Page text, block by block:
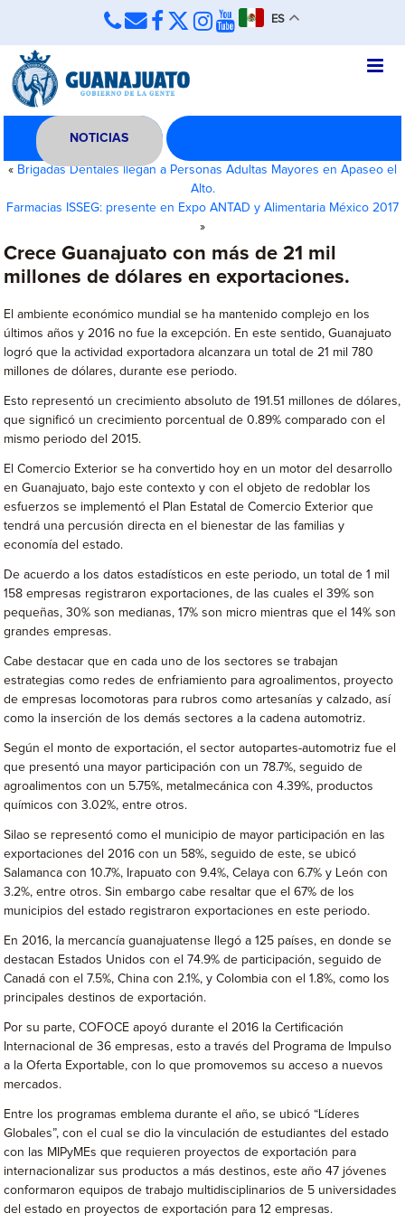
ES
NOTICIAS
« Brigadas Dentales llegan a Personas Adultas Mayores en Apaseo el
Alto.
Farmacias ISSEG: presente en Expo ANTAD y Alimentaria México 2017
»
Crece Guanajuato con más de 21 mil
millones de dólares en exportaciones.
El ambiente económico mundial se ha mantenido complejo en los
últimos años y 2016 no fue la excepción. En este sentido, Guanajuato
logró que la actividad exportadora alcanzara un total de 21 mil 780
millones de dólares, durante ese periodo.
Esto representó un crecimiento absoluto de 191.51 millones de dólares,
que significó un crecimiento porcentual de 0.89% comparado con el
mismo periodo del 2015.
El Comercio Exterior se ha convertido hoy en un motor del desarrollo
en Guanajuato, bajo este contexto y con el objeto de redoblar los
esfuerzos se implementó el Plan Estatal de Comercio Exterior que
tendrá una percusión directa en el bienestar de las familias y
economía del estado.
De acuerdo a los datos estadísticos en este periodo, un total de 1 mil
158 empresas registraron exportaciones, de las cuales el 39% son
pequeñas, 30% son medianas, 17% son micro mientras que el 14% son
grandes empresas.
Cabe destacar que en cada uno de los sectores se trabajan
estrategias como redes de enfriamiento para agroalimentos, proyecto
de empresas locomotoras para rubros como artesanías y calzado, así
como la inserción de los demás sectores a la cadena automotriz.
Según el monto de exportación, el sector autopartes-automotriz fue el
que presentó una mayor participación con un 78.7%, seguido de
agroalimentos con un 5.75%, metalmecánica con 4.39%, productos
químicos con 3.02%, entre otros.
Silao se representó como el municipio de mayor participación en las
exportaciones del 2016 con un 58%, seguido de este, se ubicó
Salamanca con 10.7%, Irapuato con 9.4%, Celaya con 6.7% y León con
3.2%, entre otros. Sin embargo cabe resaltar que el 67% de los
municipios del estado registraron exportaciones en este periodo.
En 2016, la mercancía guanajuatense llegó a 125 países, en donde se
destacan Estados Unidos con el 74.9% de participación, seguido de
Canadá con el 7.5%, China con 2.1%, y Colombia con el 1.8%, como los
principales destinos de exportación.
Por su parte, COFOCE apoyó durante el 2016 la Certificación
Internacional de 36 empresas, esto a través del Programa de Impulso
a la Oferta Exportable, con lo que promovemos su acceso a nuevos
mercados.
Entre los programas emblema durante el año, se ubicó “Líderes
Globales”, con el cual se dio la vinculación de estudiantes del estado
con las MIPyMEs que requieren proyectos de exportación para
internacionalizar sus productos a más destinos, este año 47 jóvenes
conformaron equipos de trabajo multidisciplinarios de 5 universidades
del estado en proyectos de exportación para 12 empresas.